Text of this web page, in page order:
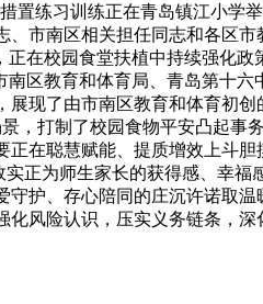
练习训练正在青岛镇江小学
市南区相关担任同志和各区
在校园食堂扶植中持续强化
区教育和体育局、青岛第十
现了由市南区教育和体育初
打制了校园食物平安凸起事
聪慧赋能、提质增效上斗胆
正为师生家长的获得感、幸
护、存心陪同的庄沉许诺取
风险认识，压实义务链条，